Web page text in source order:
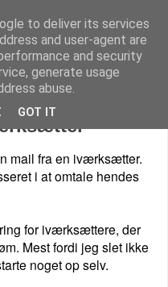
mail fra en iværksætter.
i at omtale hendes
for iværksættere, der
Mest fordi jeg slet ikke
noget op selv.
to deliver its services
and user-agent are
and security
generate usage
abuse.
GOT IT